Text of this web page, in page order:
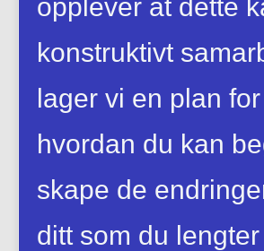
opplever at dette
konstruktivt
lager vi en plan for
hvordan du kan
skape de
ditt som du lengter